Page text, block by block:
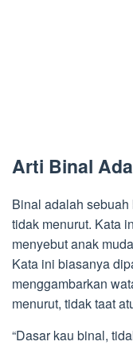
Arti Binal
Binal adalah
tidak menurut. Kata
menyebut anak
Kata ini biasanya
menggambarkan
menurut, tidak taat
“Dasar kau binal,